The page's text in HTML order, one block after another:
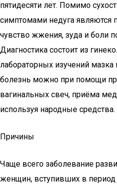
пятидесяти лет. Помимо
симптомами недуга являются
чувство жжения, зуда и боли
Диагностика состоит из
лабораторных изучений
болезнь можно при помощи
вагинальных свеч, приёма
используя народные средства.
Причины
Чаще всего заболевание
женщин, вступивших в